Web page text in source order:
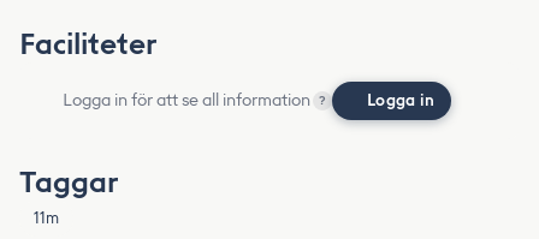
Faciliteter
Logga in för att se all information ? Logga in
Taggar
11m